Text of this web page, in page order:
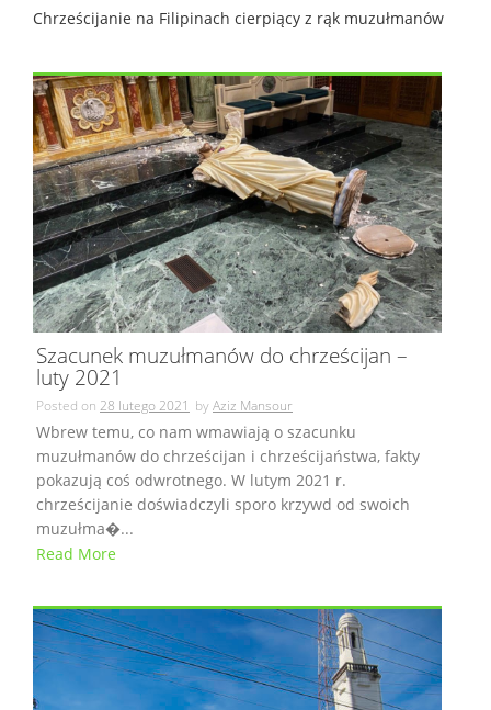
Chrześcijanie na Filipinach cierpiący z rąk muzułmanów
Szacunek muzułmanów do chrześcijan –
luty 2021
Posted on 28 lutego 2021 byAziz Mansour
Wbrew temu, co nam wmawiają o szacunku
muzułmanów do chrześcijan i chrześcijaństwa, fakty
pokazują coś odwrotnego. W lutym 2021 r.
chrześcijanie doświadczyli sporo krzywd od swoich
muzułma�...
Read More